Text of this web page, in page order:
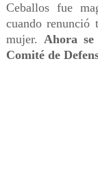
Ceballos fue
cuando renunció
mujer.Ahora
Comité de